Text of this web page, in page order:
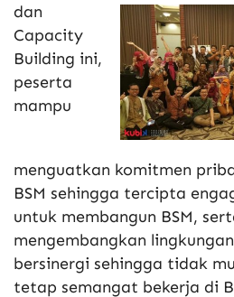
dan
Capacity
Building ini,
peserta
mampu
menguatkan komitmen
BSM sehingga tercipta
untuk membangun BSM,
mengembangkan
bersinergi sehingga tidak
tetap semangat bekerja di